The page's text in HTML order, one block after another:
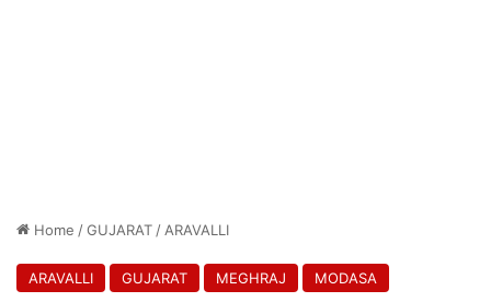
Home /GUJARAT / ARAVALLI
ARAVALLI GUJARAT MEGHRAJ MODASA